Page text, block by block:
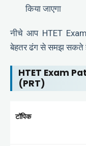
किया जाएगा
नीचे आप HTET
बेहतर ढंग से समझ सकते
HTET Exam
(PRT)
टॉपिक